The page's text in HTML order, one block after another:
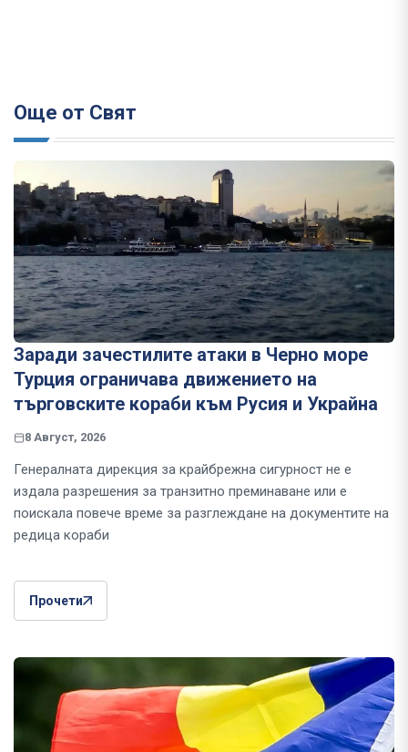
Още от Свят
Заради зачестилите атаки в Черно море
Турция ограничава движението на
търговските кораби към Русия и Украйна
8 Август, 2026
Генералната дирекция за крайбрежна сигурност не е
издала разрешения за транзитно преминаване или е
поискала повече време за разглеждане на документите на
редица кораби
Прочети